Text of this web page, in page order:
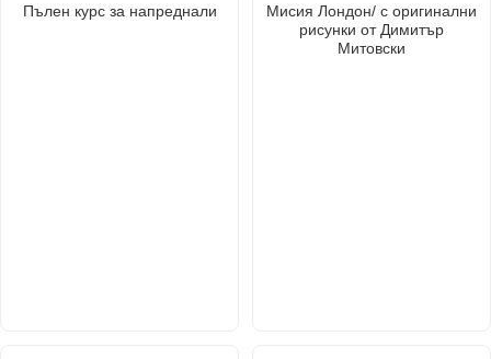
Пълен курс за напреднали
Мисия Лондон/ с оригинални
рисунки от Димитър
Митовски